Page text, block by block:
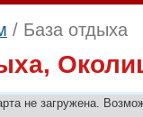
/ База отдыха
не загружена.